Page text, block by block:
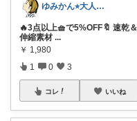
ゆみかん⭐︎大人の暮らし研究室
🔥3点以上🧺で5%OFF🔖 速乾＆
伸縮素材 ...
￥ 1,980
1 0 3
コレ いいね